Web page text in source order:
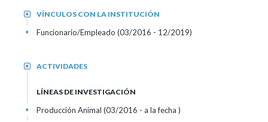
VÍNCULOS CON LA INSTITUCIÓN
+
Funcionario/Empleado (03/2016 - 12/2019)
+
ACTIVIDADES
+
LÍNEAS DE INVESTIGACIÓN
Producción Animal (03/2016 - a la fecha )
+